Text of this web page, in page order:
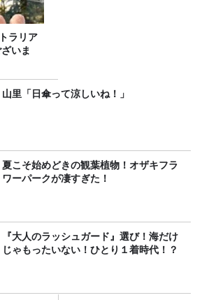
ラリア
いま
山里「日傘って涼しいね！」
夏こそ始めどきの観葉植物！オザキフラ
ワーパークが凄すぎた！
『大人のラッシュガード』選び！海だけ
じゃもったいない！ひとり１着時代！？